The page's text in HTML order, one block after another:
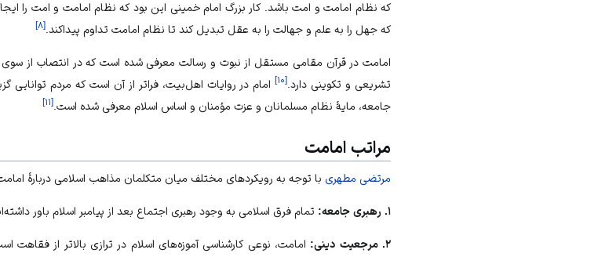
که نظام امامت و امت باشد. کار بزرگ امام خمینی این بود که نظام امامت و امت را
که جهل را به علم و جهالت را به عقل تبدیل کند تا نظام امامت تداوم پیداکند.[۸]
امامت در قرآن مقامی مستقل از نبوت و رسالت معرفی شده است که در انتصاب از
تشریعی و تکوینی دارد.[۱۰]امام در روایات اهل‌بیت، فراتر از آن است که مردم توانایی
جامعه، مایهٔ نظام مسلمانان و عزت مؤمنان و اساس اسلام معرفی شده است.[۱۱]
مراتب امامت
مرتضی مطهری با توجه به رویکردهای مختلف میان متکلمان مذاهب اسلامی دربارهٔ
۱. رهبری جامعه: تمام فرق اسلامی به وجود رهبری اجتماع بعد از پیامبر اسلام باور
۲. مرجعیت دینی:
امامت، نوعی کارشناسی آموزه‌های اسلام در ترازی بالاتر از